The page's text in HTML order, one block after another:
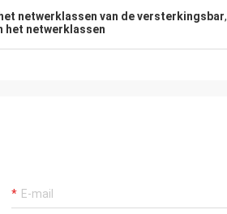
netwerklassen van de versterkingsbar,
het netwerklassen